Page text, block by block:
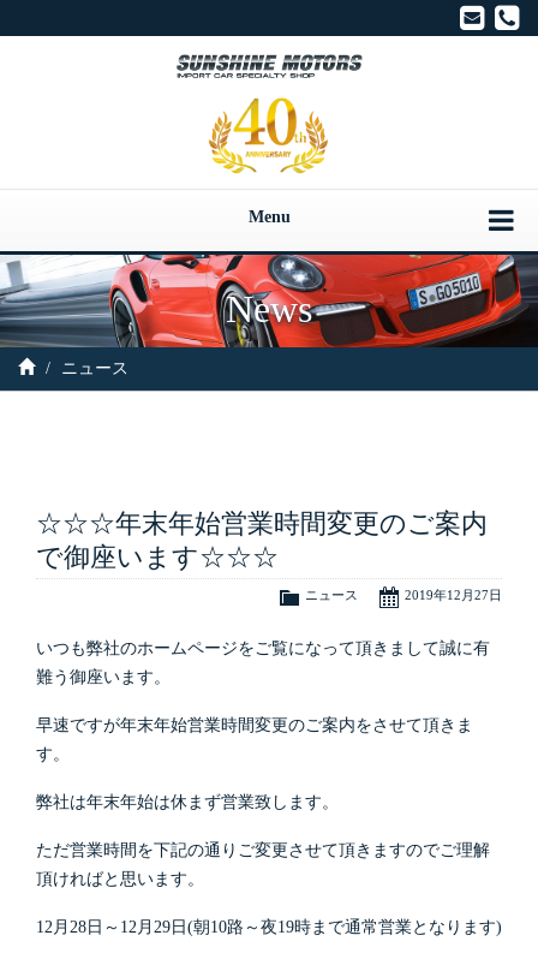
Menu
News
ニュース
☆☆☆年末年始営業時間変更のご案内
で御座います☆☆☆
2019年12月27日
ニュース
いつも弊社のホームページをご覧になって頂きまして誠に有
難う御座います。
早速ですが年末年始営業時間変更のご案内をさせて頂きま
す。
弊社は年末年始は休まず営業致します。
ただ営業時間を下記の通りご変更させて頂きますのでご理解
頂ければと思います。
12月28日～12月29日(朝10路～夜19時まで通常営業となります)